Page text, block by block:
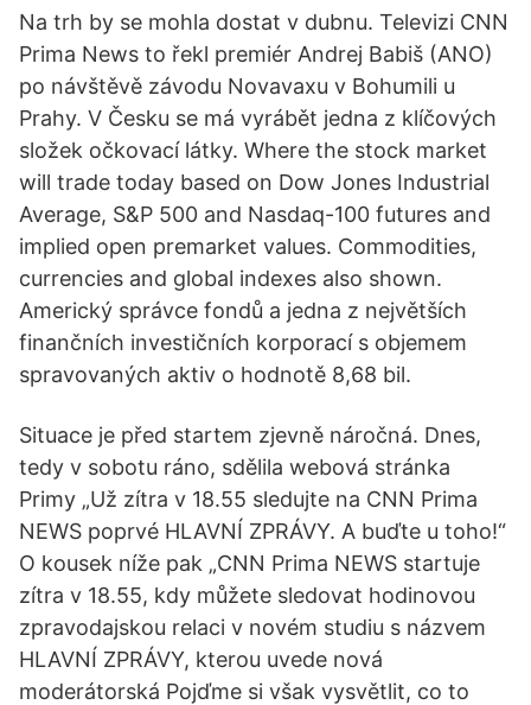
Na trh by se mohla dostat v dubnu. Televizi CNN
Prima News to řekl premiér Andrej Babiš (ANO)
po návštěvě závodu Novavaxu v Bohumili u
Prahy. V Česku se má vyrábět jedna z klíčových
složek očkovací látky. Where the stock market
will trade today based on Dow Jones Industrial
Average, S&P 500 and Nasdaq-100 futures and
implied open premarket values. Commodities,
currencies and global indexes also shown.
Americký správce fondů a jedna z největších
finančních investičních korporací s objemem
spravovaných aktiv o hodnotě 8,68 bil.
Situace je před startem zjevně náročná. Dnes,
tedy v sobotu ráno, sdělila webová stránka
Primy „Už zítra v 18.55 sledujte na CNN Prima
NEWS poprvé HLAVNÍ ZPRÁVY. A buďte u toho!“
O kousek níže pak „CNN Prima NEWS startuje
zítra v 18.55, kdy můžete sledovat hodinovou
zpravodajskou relaci v novém studiu s názvem
HLAVNÍ ZPRÁVY, kterou uvede nová
moderátorská Pojďme si však vysvětlit, co to